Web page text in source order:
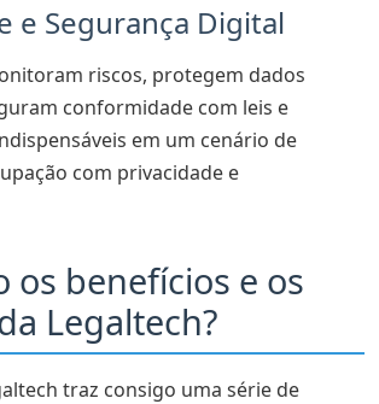
e Segurança Digital
riscos, protegem dados
conformidade com leis e
em um cenário de
com privacidade e
os benefícios e os
Legaltech?
traz consigo uma série de